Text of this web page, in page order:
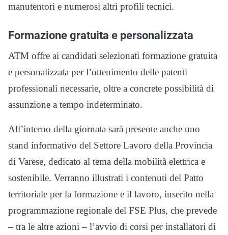
manutentori e numerosi altri profili tecnici.
Formazione gratuita e personalizzata
ATM offre ai candidati selezionati formazione gratuita
e personalizzata per l’ottenimento delle patenti
professionali necessarie, oltre a concrete possibilità di
assunzione a tempo indeterminato.
All’interno della giornata sarà presente anche uno
stand informativo del Settore Lavoro della Provincia
di Varese, dedicato al tema della mobilità elettrica e
sostenibile. Verranno illustrati i contenuti del Patto
territoriale per la formazione e il lavoro, inserito nella
programmazione regionale del FSE Plus, che prevede
– tra le altre azioni – l’avvio di corsi per installatori di